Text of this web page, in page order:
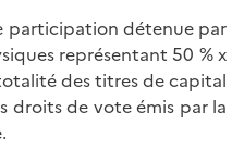
participation détenue par
représentant 50 % x
des titres de capital
droits de vote émis par la